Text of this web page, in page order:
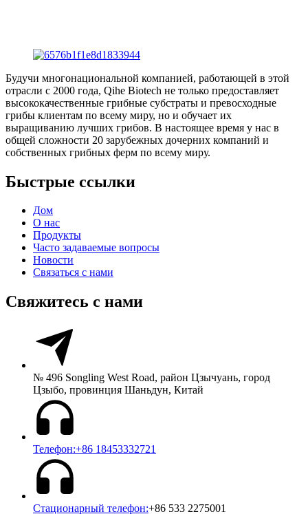
Будучи многонациональной компанией, работающей в этой
отрасли с 2000 года, Qihe Biotech не только предоставляет
высококачественные грибные субстраты и превосходные
грибы клиентам по всему миру, но и обучает их
выращиванию лучших грибов. В настоящее время у нас в
общей сложности 20 зарубежных дочерних компаний и
собственных грибных ферм по всему миру.
Быстрые ссылки
Дом
О нас
Продукты
Часто задаваемые вопросы
Новости
Связаться с нами
Свяжитесь с нами
№ 496 Songling West Road, район Цзычуань, город
Цзыбо, провинция Шаньдун, Китай
Телефон:+86 18453332721
Стационарный телефон:+86 533 2275001